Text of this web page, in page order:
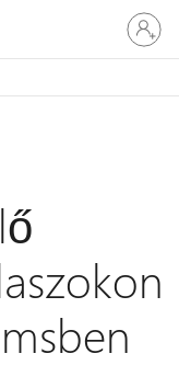
be
a